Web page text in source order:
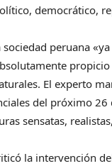
democrático,
peruana
El experto
del próximo
sensatas,
la intervención